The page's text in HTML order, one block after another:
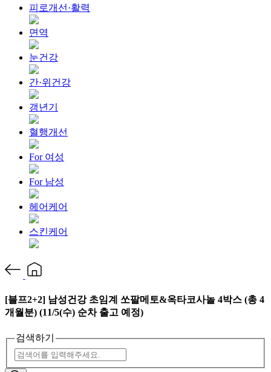
피로개선·활력
면역
눈건강
간·위건강
갱년기
혈행개선
For 여성
For 남성
헤어케어
스킨케어
[블프2+2] 남성건강 초임계 쏘팔메토&옥타코사놀 4박스 (총 4
개월분) (11/5(수) 순차 출고 예정)
검색하기